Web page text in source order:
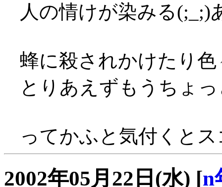
人の情けが染みる
蜂に殺されかけたり色
とりあえずもうちょ
ってかふと気付くと
2002年05月22日(水) [n